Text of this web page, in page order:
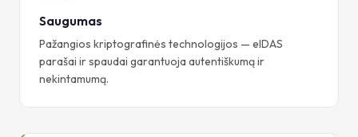
Saugumas
Pažangios kriptografinės technologijos — eIDAS
parašai ir spaudai garantuoja autentiškumą ir
nekintamumą.